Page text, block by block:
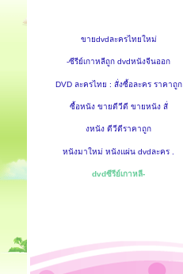
ขายdvdละครไทยใหม่
-ซีรีย์เกาหลีถูก dvdหนังจีนออก
DVD ละครไทย : สั่งซื้อละคร ราคาถูก
ซื้อหนัง ขายดีวีดี ขายหนัง สั่
งหนัง ดีวีดีราคาถูก
หนังมาใหม่ หนังแผ่น dvdละคร .
dvdซีรีย์เกาหลี-